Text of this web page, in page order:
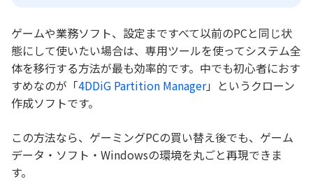
ゲームや業務ソフト、設定まですべて以前のPCと同じ状
態にして使いたい場合は、専用ツールを使ってシステム全
体を移行する方法が最も効率的です。中でも初心者におす
すめなのが「4DDiG Partition Manager」というクローン
作成ソフトです。
この方法なら、ゲーミングPCの買い替え後でも、ゲーム
データ・ソフト・Windowsの環境を丸ごと再現できま
す。